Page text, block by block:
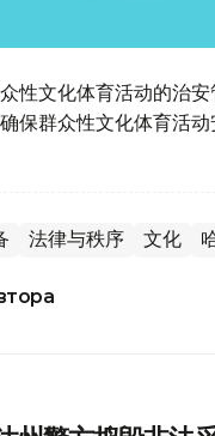
性文化体育活动的治
保群众性文化体育活动
法律与秩序 文化